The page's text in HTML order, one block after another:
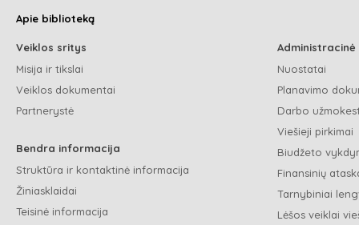
Apie biblioteką
Veiklos sritys
Misija ir tikslai
Veiklos dokumentai
Partnerystė
Bendra informacija
Struktūra ir kontaktinė informacija
Žiniasklaidai
Teisinė informacija
Nuostatai
Planavimo
Darbo
Viešieji pirkimai
Biudžeto
Finansinių
Tarnybiniai
Lėšos veiklai